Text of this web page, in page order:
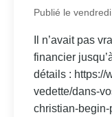
Publié le
Il n’avait pas
financier
détails : https://
vedette/dans-
christian-